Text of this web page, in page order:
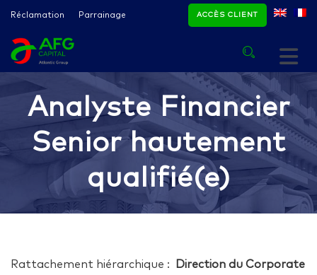
Réclamation Parrainage ACCÈS CLIENT
Analyste Financier
Senior hautement
qualifié(e)
Rattachement hiérarchique :
Direction du Corporate